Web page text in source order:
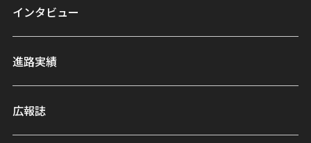
インタビュー
進路実績
広報誌